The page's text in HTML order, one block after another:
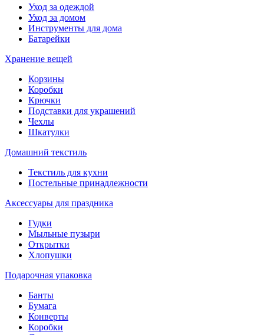
Уход за одеждой
Уход за домом
Инструменты для дома
Батарейки
Хранение вещей
Корзины
Коробки
Крючки
Подставки для украшений
Чехлы
Шкатулки
Домашний текстиль
Текстиль для кухни
Постельные принадлежности
Аксессуары для праздника
Гудки
Мыльные пузыри
Открытки
Хлопушки
Подарочная упаковка
Банты
Бумага
Конверты
Коробки